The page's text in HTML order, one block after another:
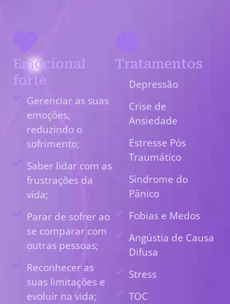
Emocional
forte
Gerenciar as suas
emoções,
reduzindo o
sofrimento;
Saber lidar com as
frustrações da
vida;
Parar de sofrer ao
se comparar com
outras pessoas;
Reconhecer as
suas limitações e
evoluir na vida;
Tratamentos
Depressão
Crise de
Ansiedade
Estresse Pós
Traumático
Síndrome do
Pânico
Fobias e Medos
Angústia de Causa
Difusa
Stress
TOC